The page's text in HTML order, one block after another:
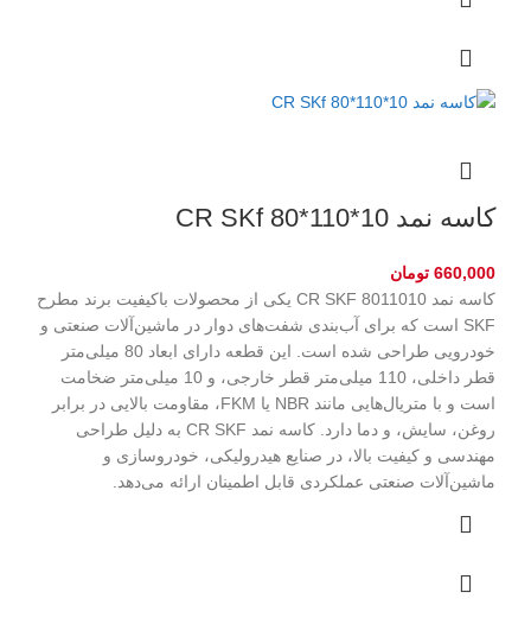
کاسه نمد CR SKf 80*110*10
660,000 تومان
کاسه نمد CR SKF 8011010 یکی از محصولات باکیفیت برند مطرح
SKF است که برای آب‌بندی شفت‌های دوار در ماشین‌آلات صنعتی و
خودرویی طراحی شده است. این قطعه دارای ابعاد 80 میلی‌متر
قطر داخلی، 110 میلی‌متر قطر خارجی، و 10 میلی‌متر ضخامت
است و با متریال‌هایی مانند NBR یا FKM، مقاومت بالایی در برابر
روغن، سایش، و دما دارد. کاسه نمد CR SKF به دلیل طراحی
مهندسی و کیفیت بالا، در صنایع هیدرولیکی، خودروسازی و
ماشین‌آلات صنعتی عملکردی قابل اطمینان ارائه می‌دهد.